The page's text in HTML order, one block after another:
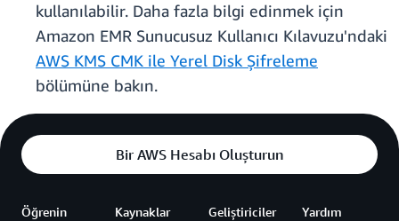
kullanılabilir. Daha fazla bilgi edinmek için
Amazon EMR Sunucusuz Kullanıcı Kılavuzu'ndaki
AWS KMS CMK ile Yerel Disk Şifreleme
bölümüne bakın.
Bir AWS Hesabı Oluşturun
Öğrenin Kaynaklar Geliştiriciler Yardım